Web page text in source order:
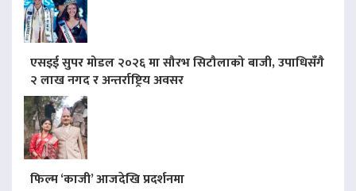
एसइई सुपर मोडल २०२६ मा सौरभ सिटौलाको बाजी, उपाधिसँगै
२ लाख नगद र अन्तर्राष्ट्रिय अवसर
फिल्म ‘काजी’ आजदेखि प्रदर्शनमा